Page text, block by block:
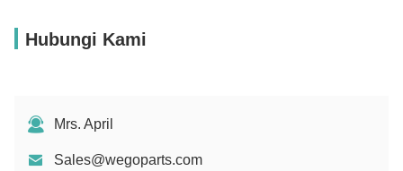
Hubungi Kami
Mrs. April
Sales@wegoparts.com